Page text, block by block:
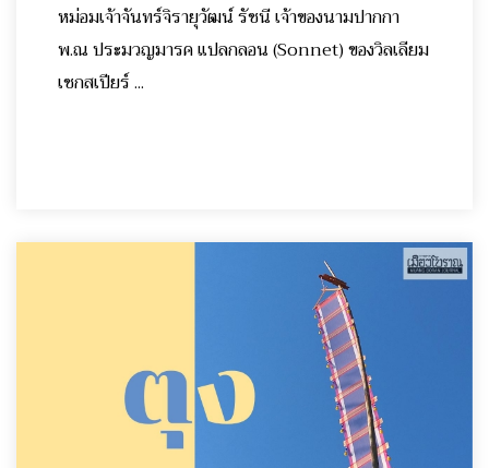
หม่อมเจ้าจันทร์จิรายุวัฒน์ รัชนี เจ้าของนามปากกา
พ.ณ ประมวญมารค แปลกลอน (Sonnet) ของวิลเลียม
เชกสเปียร์ ...